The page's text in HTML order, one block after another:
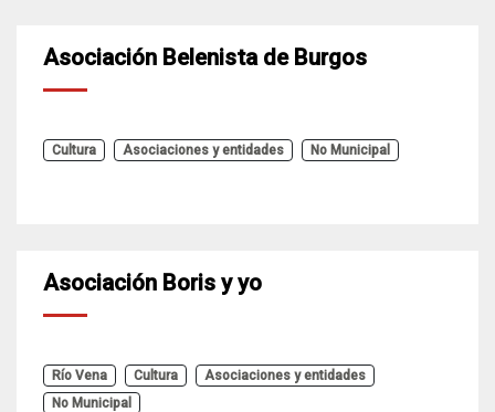
Asociación Belenista de Burgos
Cultura Asociaciones y entidades No Municipal
Asociación Boris y yo
Río Vena Cultura
Asociaciones y entidades
No Municipal